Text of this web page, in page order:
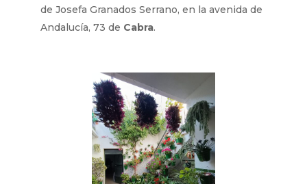
de Josefa Granados Serrano, en la avenida de
Andalucía, 73 de Cabra.